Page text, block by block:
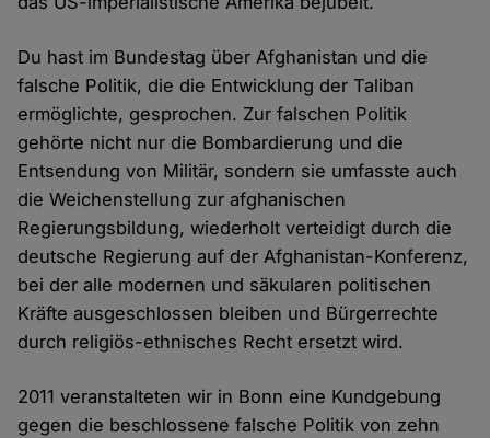
Du hast im Bundestag über Afghanistan und die
falsche Politik, die die Entwicklung der Taliban
ermöglichte, gesprochen. Zur falschen Politik
gehörte nicht nur die Bombardierung und die
Entsendung von Militär, sondern sie umfasste auch
die Weichenstellung zur afghanischen
Regierungsbildung, wiederholt verteidigt durch die
deutsche Regierung auf der Afghanistan-Konferenz,
bei der alle modernen und säkularen politischen
Kräfte ausgeschlossen bleiben und Bürgerrechte
durch religiös-ethnisches Recht ersetzt wird.
2011 veranstalteten wir in Bonn eine Kundgebung
gegen die beschlossene falsche Politik von zehn